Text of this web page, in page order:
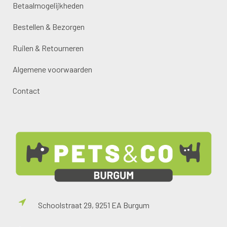
Betaalmogelijkheden
Bestellen & Bezorgen
Ruilen & Retourneren
Algemene voorwaarden
Contact
Schoolstraat 29, 9251 EA Burgum